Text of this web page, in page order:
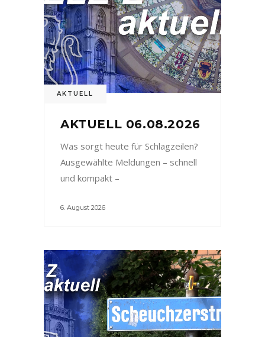
AKTUELL
AKTUELL 06.08.2026
Was sorgt heute für Schlagzeilen?
Ausgewählte Meldungen – schnell
und kompakt –
6. August 2026